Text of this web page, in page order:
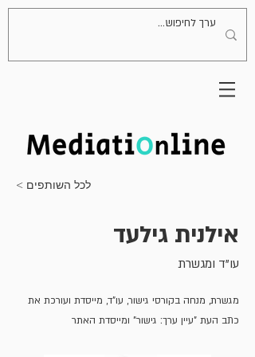
< לכל השותפים
אילנית גילעד
עו"ד ומגשרת
מגשרת, מנחה בקורסי גישור, עו"ד, מייסדת ועורכת את
כתב העת "עיין ערך: גישור" ומייסדת האתר